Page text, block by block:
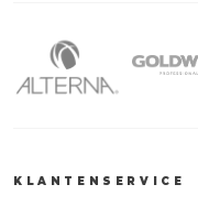
Kadus Expand It Strong Hold
plakkerig na gebruik en het
Kadus Enhance It Mousse
:
Naast deze toffe leave-in
KLANTENSERVICE